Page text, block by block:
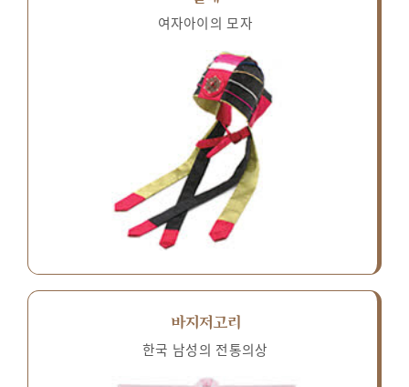
여자아이의 모자
바지저고리
한국 남성의 전통의상